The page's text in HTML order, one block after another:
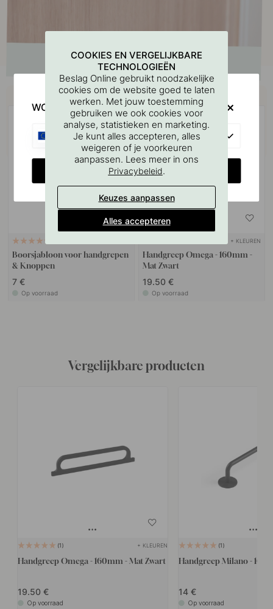
Koop samen met
Boorsjabloon voor handgrepen
& Knoppen
7 €
Op voorraad
+ KLEUREN
Handgreep Omega - 160mm -
Mat Zwart
19.50 €
Op voorraad
Vergelijkbare producten
1 + KLEUREN
Handgreep Omega - 160mm - Mat Zwart
19.50
Op voorraad
1
Handgreep Milano -
14
Op voorraad
COOKIES EN VERGELIJKBARE
TECHNOLOGIEËN
Beslag Online gebruikt noodzakelijke
cookies om de website goed te laten
werken. Met jouw toestemming
gebruiken we ook cookies voor
analyse, statistieken en marketing.
Je kunt alles accepteren, alles
weigeren of je voorkeuren
aanpassen. Lees meer in ons
Privacybeleid.
Keuzes aanpassen
Alles accepteren
WOULD YOU RATHER VISIT?
CHANGE COUNTRY